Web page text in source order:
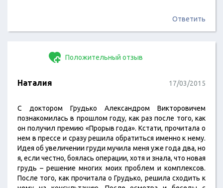
Ответить
Положительный отзыв
Наталия 17/03/2015
С доктором Грудько Александром Викторовичем
познакомилась в прошлом году, как раз после того, как
он получил премию «Прорыв года». Кстати, прочитала о
нем в прессе и сразу решила обратиться именно к нему.
Идея об увеличении груди мучила меня уже года два, но
я, если честно, боялась операции, хотя и знала, что новая
грудь – решение многих моих проблем и комплексов.
После того, как прочитала о Грудько, решила сходить к